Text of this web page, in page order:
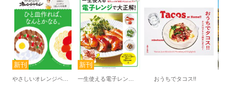
おうちでタコス!!